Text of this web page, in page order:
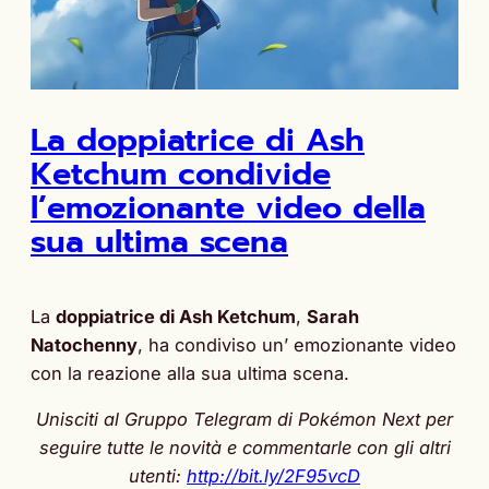
La doppiatrice di Ash
Ketchum condivide
l’emozionante video della
sua ultima scena
La doppiatrice di Ash Ketchum, Sarah
Natochenny, ha condiviso un’ emozionante video
con la reazione alla sua ultima scena.
Unisciti al Gruppo Telegram di Pokémon Next per
seguire tutte le novità e commentarle con gli altri
utenti: http://bit.ly/2F95vcD